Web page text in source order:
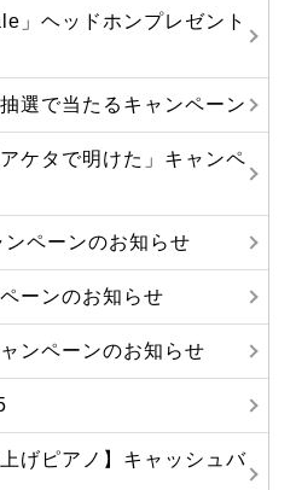
」ヘッドホンプレゼント
選で当たるキャンペーン
ケタで明けた」キャンペ
ペーンのお知らせ
ーンのお知らせ
ンペーンのお知らせ
げピアノ】キャッシュバ